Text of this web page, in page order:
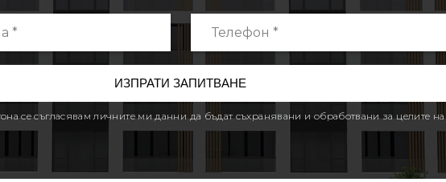
се съгласявам личните ми данни да бъдат съхранявани и обработвани за целите на